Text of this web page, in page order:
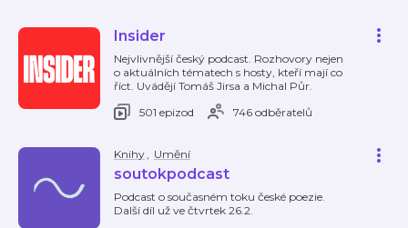
Insider
Nejvlivnější český podcast. Rozhovory nejen
o aktuálních tématech s hosty, kteří mají co
říct. Uvádějí Tomáš Jirsa a Michal Půr.
501 epizod
746 odběratelů
Knihy, Umění
soutokpodcast
Podcast o současném toku české poezie.
Další díl už ve čtvrtek 26.2.